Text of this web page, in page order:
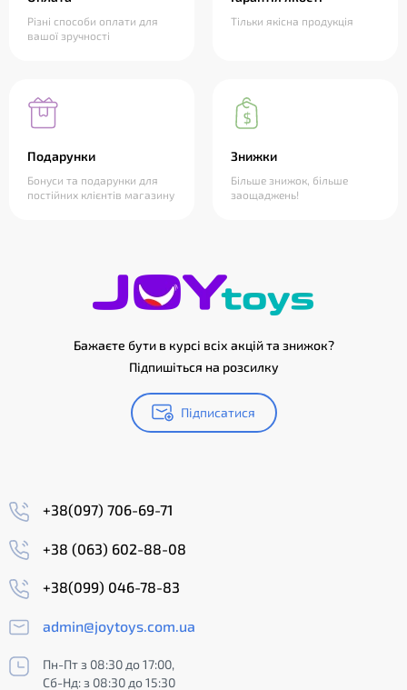
Різні способи оплати для
вашої зручності
Тільки якісна продукція
Подарунки
Бонуси та подарунки для
постійних клієнтів магазину
Знижки
Більше знижок, більше
заощаджень!
Бажаєте бути в курсі всіх акцій та знижок?
Підпишіться на розсилку
Підписатися
+38(097) 706-69-71
+38 (063) 602-88-08
+38(099) 046-78-83
admin@joytoys.com.ua
Пн-Пт з 08:30 до 17:00,
Сб-Нд: з 08:30 до 15:30